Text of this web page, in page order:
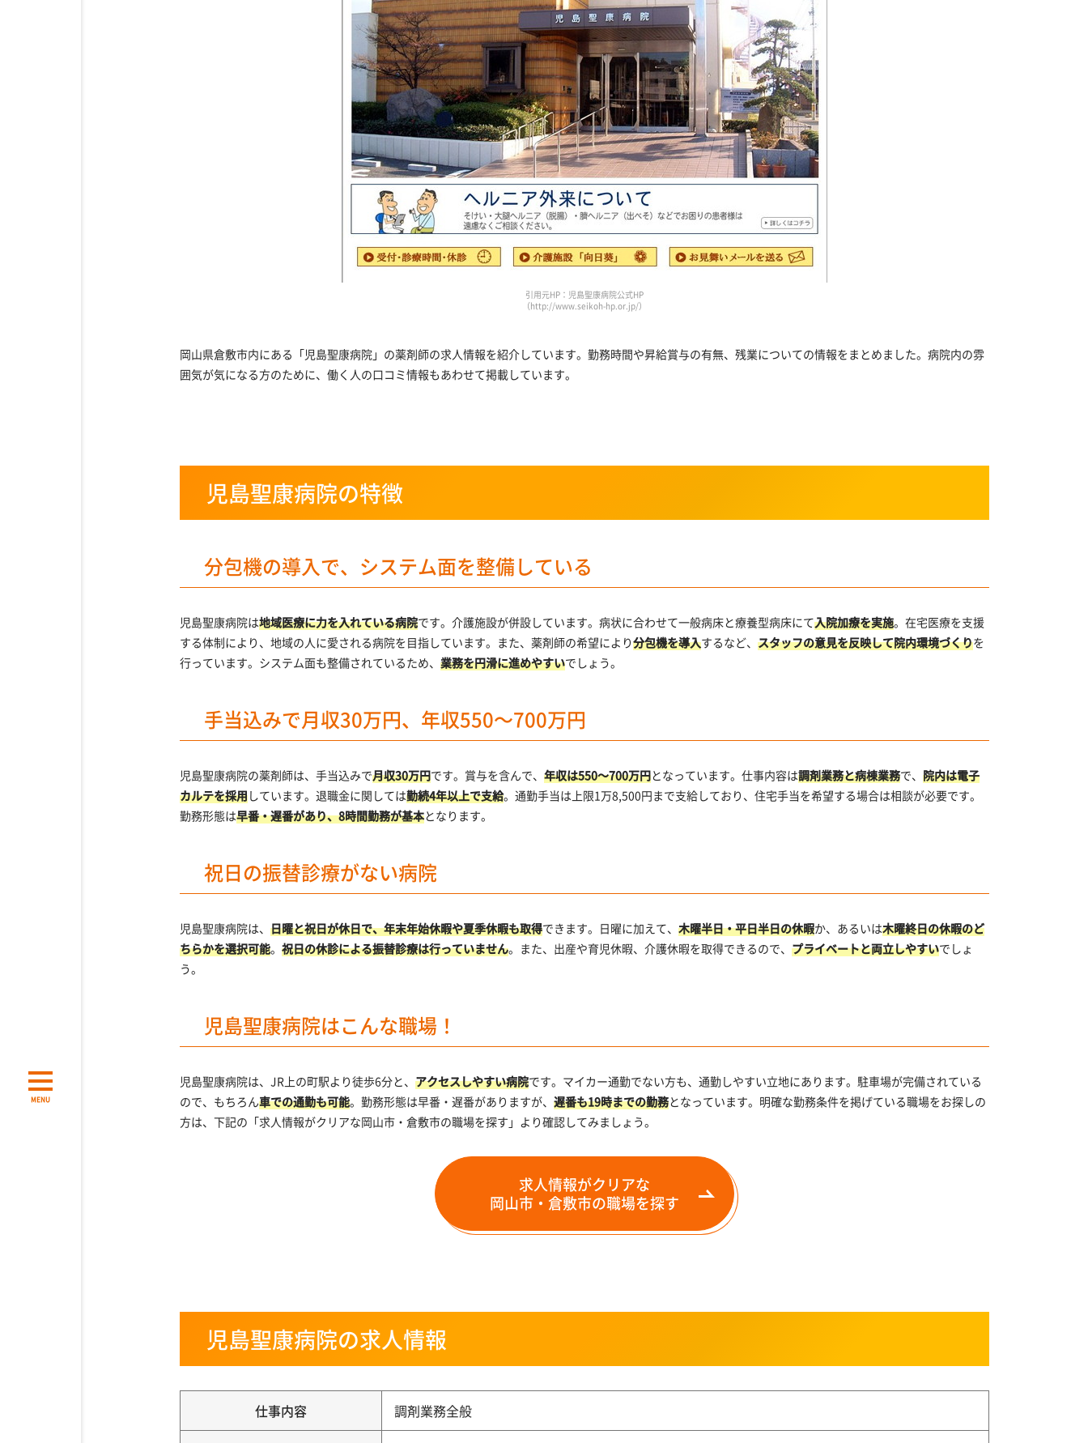
MENU
引用元HP：児島聖康病院公式HP
（http://www.seikoh-hp.or.jp/）
岡山県倉敷市内にある「児島聖康病院」の薬剤師の求人情報を紹介しています。勤務時間や昇給賞与の有無、残業についての情報をまとめました。病院内の雰
囲気が気になる方のために、働く人の口コミ情報もあわせて掲載しています。
児島聖康病院の特徴
分包機の導入で、システム面を整備している
児島聖康病院は地域医療に力を入れている病院です。介護施設が併設しています。病状に合わせて一般病床と療養型病床にて入院加療を実施。在宅医療を支援
する体制により、地域の人に愛される病院を目指しています。また、薬剤師の希望により分包機を導入するなど、 スタッフの意見を反映して院内環境づくりを
行っています。システム面も整備されているため、 業務を円滑に進めやすいでしょう。
手当込みで月収30万円、年収550～700万円
児島聖康病院の薬剤師は、手当込みで月収30万円です。賞与を含んで、 年収は550～700万円となっています。仕事内容は調剤業務と病棟業務で、 院内は電子
カルテを採用しています。退職金に関しては勤続4年以上で支給。通勤手当は上限1万8,500円まで支給しており、住宅手当を希望する場合は相談が必要です。
勤務形態は早番・遅番があり、8時間勤務が基本となります。
祝日の振替診療がない病院
児島聖康病院は、 日曜と祝日が休日で、年末年始休暇や夏季休暇も取得できます。日曜に加えて、 木曜半日・平日半日の休暇か、あるいは木曜終日の休暇のど
ちらかを選択可能。 祝日の休診による振替診療は行っていません。また、出産や育児休暇、介護休暇を取得できるので、 プライベートと両立しやすいでしょ
う。
児島聖康病院はこんな職場！
児島聖康病院は、JR上の町駅より徒歩6分と、 アクセスしやすい病院です。マイカー通勤でない方も、通勤しやすい立地にあります。駐車場が完備されている
ので、もちろん車での通勤も可能。勤務形態は早番・遅番がありますが、 遅番も19時までの勤務となっています。明確な勤務条件を掲げている職場をお探しの
方は、下記の「求人情報がクリアな岡山市・倉敷市の職場を探す」より確認してみましょう。
求人情報がクリアな
岡山市・倉敷市の職場を探す
児島聖康病院の求人情報
仕事内容 調剤業務全般